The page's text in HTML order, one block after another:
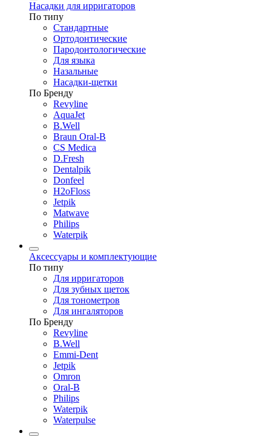
Насадки для ирригаторов
По типу
Стандартные
Ортодонтические
Пародонтологические
Для языка
Назальные
Насадки-щетки
По Бренду
Revyline
AquaJet
B.Well
Braun Oral-B
CS Medica
D.Fresh
Dentalpik
Donfeel
H2oFloss
Jetpik
Matwave
Philips
Waterpik
Аксессуары и комплектующие
По типу
Для ирригаторов
Для зубных щеток
Для тонометров
Для ингаляторов
По Бренду
Revyline
B.Well
Emmi-Dent
Jetpik
Omron
Oral-B
Philips
Waterpik
Waterpulse